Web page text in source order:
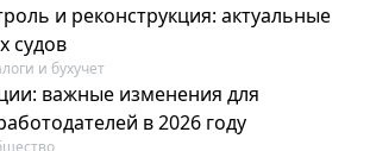
и реконструкция: актуальные
судов
и бухучет
важные изменения для
в 2026 году